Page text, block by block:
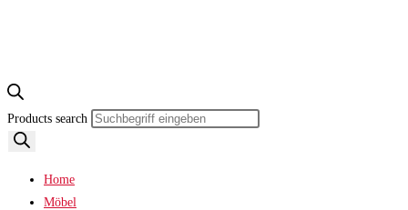
Products search
Home
Möbel